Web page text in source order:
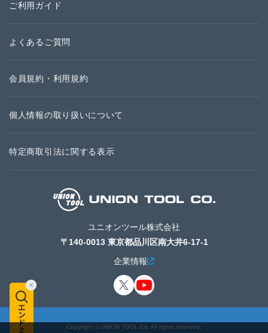
ご利用ガイド
よくあるご質問
会員規約・利用規約
個人情報の取り扱いについて
特定商取引法に関する表示
ユニオンツール株式会社
〒140-0013 東京都品川区南大井6-17-1
企業情報
Copyright © UNION TOOL Co. All rights reserved.